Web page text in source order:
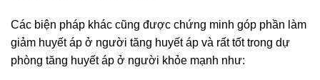
Các biện pháp khác cũng được chứng minh góp phần làm
giảm huyết áp ở người tăng huyết áp và rất tốt trong dự
phòng tăng huyết áp ở người khỏe mạnh như: